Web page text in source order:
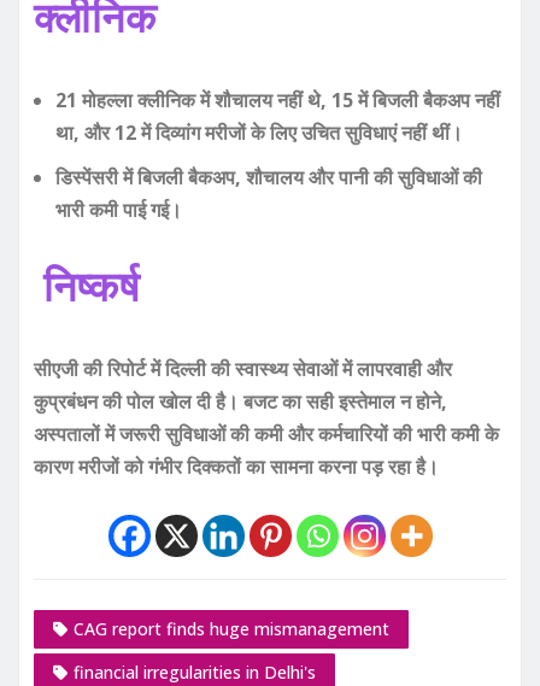
क्लीनिक
21 मोहल्ला क्लीनिक में शौचालय नहीं थे, 15 में बिजली बैकअप नहीं
था, और 12 में दिव्यांग मरीजों के लिए उचित सुविधाएं नहीं थीं।
डिस्पेंसरी में बिजली बैकअप, शौचालय और पानी की सुविधाओं की
भारी कमी पाई गई।
निष्कर्ष
सीएजी की रिपोर्ट में दिल्ली की स्वास्थ्य सेवाओं में लापरवाही और
कुप्रबंधन की पोल खोल दी है। बजट का सही इस्तेमाल न होने,
अस्पतालों में जरूरी सुविधाओं की कमी और कर्मचारियों की भारी कमी के
कारण मरीजों को गंभीर दिक्कतों का सामना करना पड़ रहा है।
CAG report finds huge mismanagement
financial irregularities in Delhi's